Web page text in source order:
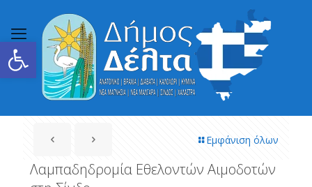
Ανοίξτε τη γραμμή εργαλείων
Εμφάνιση όλων
Λαμπαδηδρομία Εθελοντών Αιμοδοτών